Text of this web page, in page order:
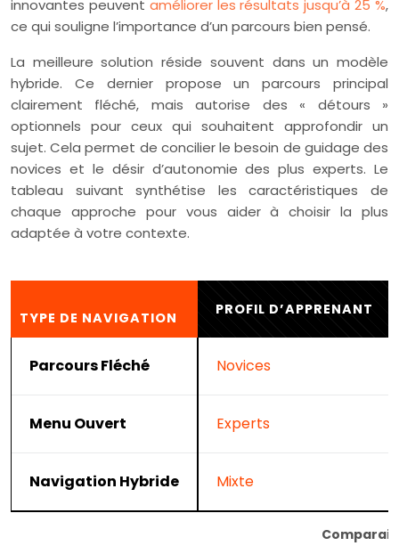
innovantes peuvent améliorer les résultats jusqu’à 25 %,
ce qui souligne l’importance d’un parcours bien pensé.
La meilleure solution réside souvent dans un modèle
hybride. Ce dernier propose un parcours principal
clairement fléché, mais autorise des « détours »
optionnels pour ceux qui souhaitent approfondir un
sujet. Cela permet de concilier le besoin de guidage des
novices et le désir d’autonomie des plus experts. Le
tableau suivant synthétise les caractéristiques de
chaque approche pour vous aider à choisir la plus
adaptée à votre contexte.
TYPE DE NAVIGATION PROFIL D’APPRENANT
Parcours Fléché Novices
Menu Ouvert Experts
Navigation Hybride Mixte